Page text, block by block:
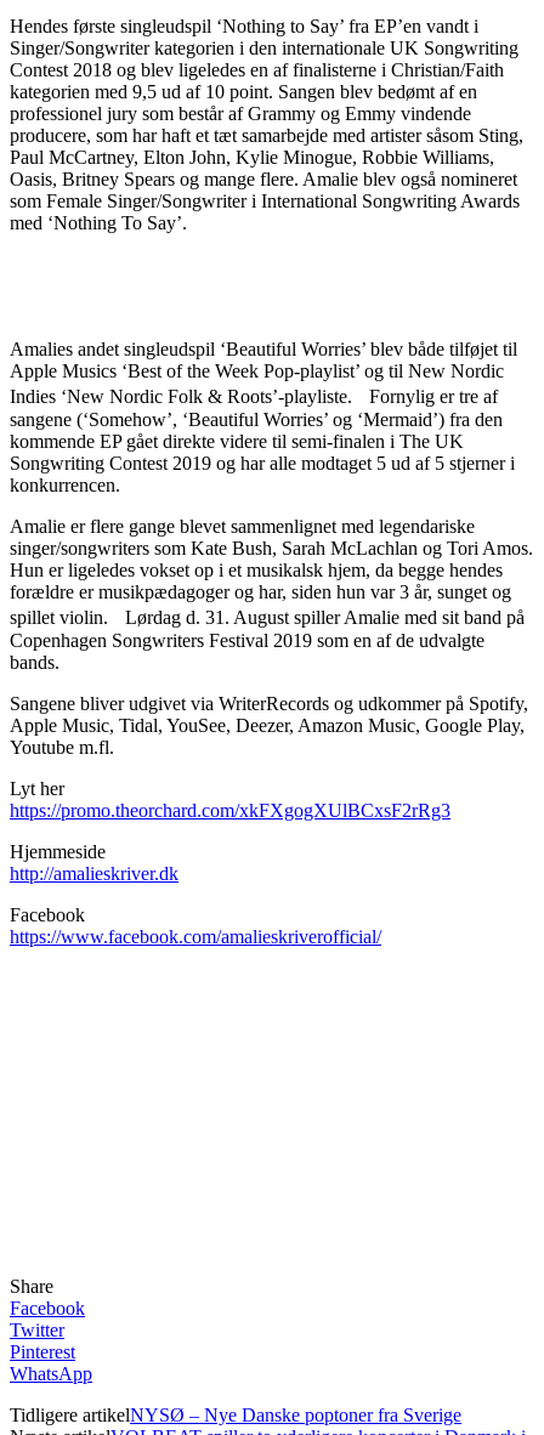
Hendes første singleudspil ‘Nothing to Say’ fra EP’en vandt i
Singer/Songwriter kategorien i den internationale UK Songwriting
Contest 2018 og blev ligeledes en af finalisterne i Christian/Faith
kategorien med 9,5 ud af 10 point. Sangen blev bedømt af en
professionel jury som består af Grammy og Emmy vindende
producere, som har haft et tæt samarbejde med artister såsom Sting,
Paul McCartney, Elton John, Kylie Minogue, Robbie Williams,
Oasis, Britney Spears og mange flere. Amalie blev også nomineret
som Female Singer/Songwriter i International Songwriting Awards
med ‘Nothing To Say’.
Amalies andet singleudspil ‘Beautiful Worries’ blev både tilføjet til
Apple Musics ‘Best of the Week Pop-playlist’ og til New Nordic
Indies ‘New Nordic Folk & Roots’-playliste. Fornylig er tre af
sangene (‘Somehow’, ‘Beautiful Worries’ og ‘Mermaid’) fra den
kommende EP gået direkte videre til semi-finalen i The UK
Songwriting Contest 2019 og har alle modtaget 5 ud af 5 stjerner i
konkurrencen.
Amalie er flere gange blevet sammenlignet med legendariske
singer/songwriters som Kate Bush, Sarah McLachlan og Tori Amos.
Hun er ligeledes vokset op i et musikalsk hjem, da begge hendes
forældre er musikpædagoger og har, siden hun var 3 år, sunget og
spillet violin. Lørdag d. 31. August spiller Amalie med sit band på
Copenhagen Songwriters Festival 2019 som en af de udvalgte
bands.
Sangene bliver udgivet via WriterRecords og udkommer på Spotify,
Apple Music, Tidal, YouSee, Deezer, Amazon Music, Google Play,
Youtube m.fl.
Lyt her
https://promo.theorchard.com/xkFXgogXUlBCxsF2rRg3
Hjemmeside
http://amalieskriver.dk
Facebook
https://www.facebook.com/amalieskriverofficial/
Share
Facebook
Twitter
Pinterest
WhatsApp
Tidligere artikelNYSØ – Nye Danske poptoner fra Sverige